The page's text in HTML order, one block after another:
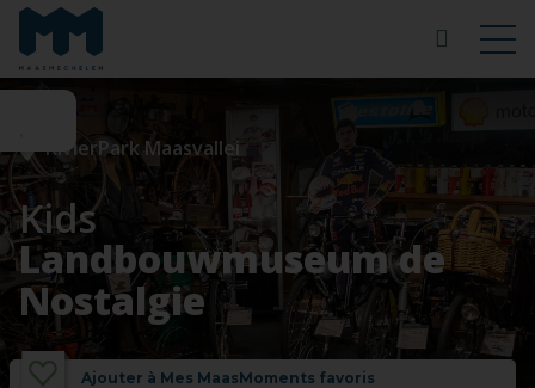
RivierPark Maasvallei
Kids
Landbouwmuseum de
Nostalgie
Ajouter à Mes MaasMoments favoris